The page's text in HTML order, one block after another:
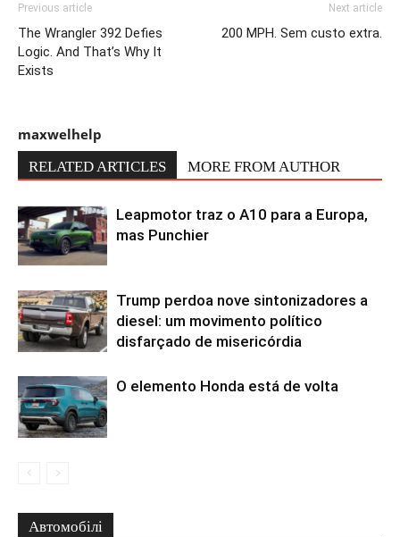
Previous article
The Wrangler 392 Defies
Logic. And That’s Why It
Exists
Next article
200 MPH. Sem custo extra.
maxwelhelp
RELATED ARTICLES MORE FROM AUTHOR
Leapmotor traz o A10 para a Europa,
mas Punchier
Trump perdoa nove sintonizadores a
diesel: um movimento político
disfarçado de misericórdia
O elemento Honda está de volta
Автомобілі